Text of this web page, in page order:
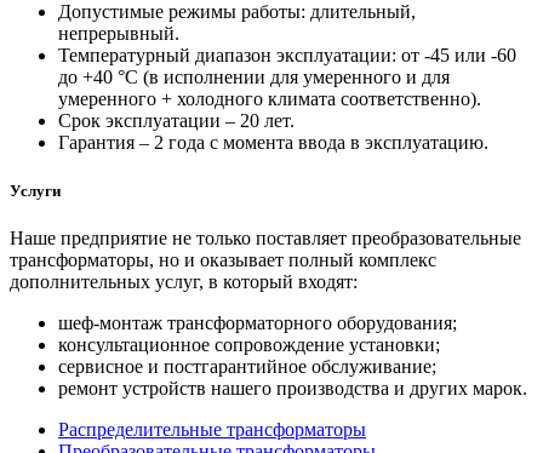
Допустимые режимы работы: длительный,
непрерывный.
Температурный диапазон эксплуатации: от -45 или -60
до +40 °С (в исполнении для умеренного и для
умеренного + холодного климата соответственно).
Срок эксплуатации – 20 лет.
Гарантия – 2 года с момента ввода в эксплуатацию.
Услуги
Наше предприятие не только поставляет преобразовательные
трансформаторы, но и оказывает полный комплекс
дополнительных услуг, в который входят:
шеф-монтаж трансформаторного оборудования;
консультационное сопровождение установки;
сервисное и постгарантийное обслуживание;
ремонт устройств нашего производства и других марок.
Распределительные трансформаторы